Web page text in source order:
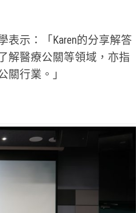
示：「Karen的分享解答
解醫療公關等領域，亦指
關行業。」